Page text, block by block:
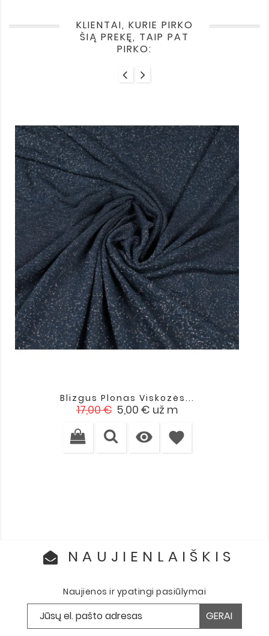
KLIENTAI, KURIE PIRKO
ŠIĄ PREKĘ, TAIP PAT
PIRKO:
Blizgus Plonas Viskozės...
Įprasta
17,00 € Kaina
5,00 € už m
 favorite
NAUJIENLAIŠKIS
Naujienos ir ypatingi pasiūlymai